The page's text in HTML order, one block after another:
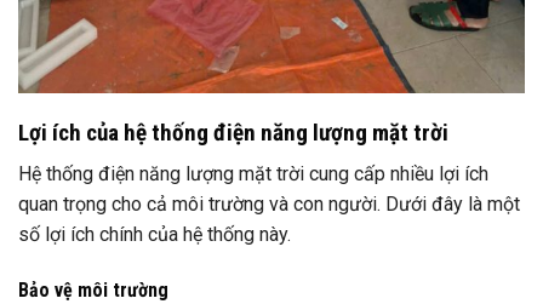
Lợi ích của hệ thống điện năng lượng mặt trời
Hệ thống điện năng lượng mặt trời cung cấp nhiều lợi ích
quan trọng cho cả môi trường và con người. Dưới đây là một
số lợi ích chính của hệ thống này.
Bảo vệ môi trường